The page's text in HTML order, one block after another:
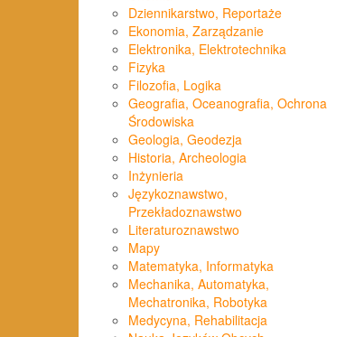
Dziennikarstwo, Reportaże
Ekonomia, Zarządzanie
Elektronika, Elektrotechnika
Fizyka
Filozofia, Logika
Geografia, Oceanografia, Ochrona
Środowiska
Geologia, Geodezja
Historia, Archeologia
Inżynieria
Językoznawstwo,
Przekładoznawstwo
Literaturoznawstwo
Mapy
Matematyka, Informatyka
Mechanika, Automatyka,
Mechatronika, Robotyka
Medycyna, Rehabilitacja